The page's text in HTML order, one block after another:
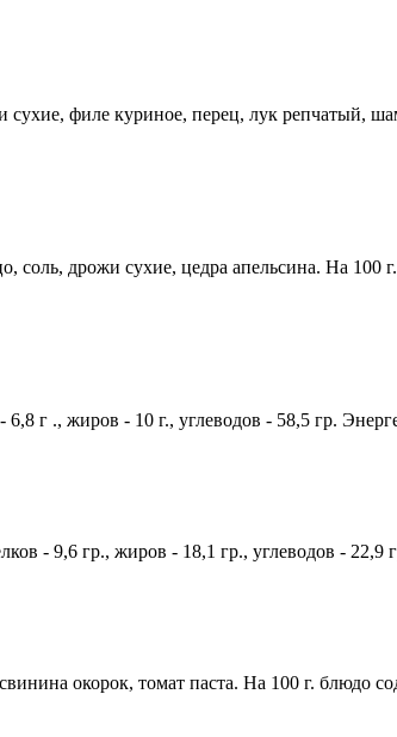
филе куриное, перец, лук репчатый,
соль, дрожи сухие, цедра апельсина. На 100
г ., жиров - 10 г., углеводов - 58,5 гр.
- 9,6 гр., жиров - 18,1 гр., углеводов - 22,9
окорок, томат паста. На 100 г. блюдо